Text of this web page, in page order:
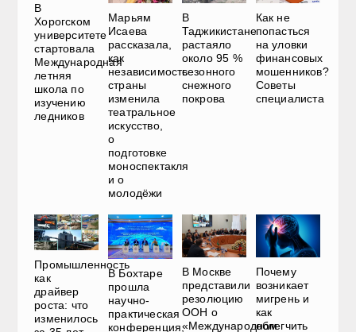
В
Хорогском
университете
стартовала
Международная
летняя
школа по
изучению
ледников
Марьям
Исаева
рассказала,
как
независимость
страны
изменила
театральное
искусство,
о
подготовке
моноспектакля
и о
молодёжи
В
Таджикистане
растаяло
около 95 %
сезонного
снежного
покрова
Как не
попасться
на уловки
финансовых
мошенников?
Советы
специалиста
Промышленность
как
драйвер
роста: что
изменилось
В Бохтаре
прошла
научно-
практическая
конференция,
В Москве
представили
резолюцию
ООН о
«Международном
Почему
возникает
мигрень и
как
облегчить